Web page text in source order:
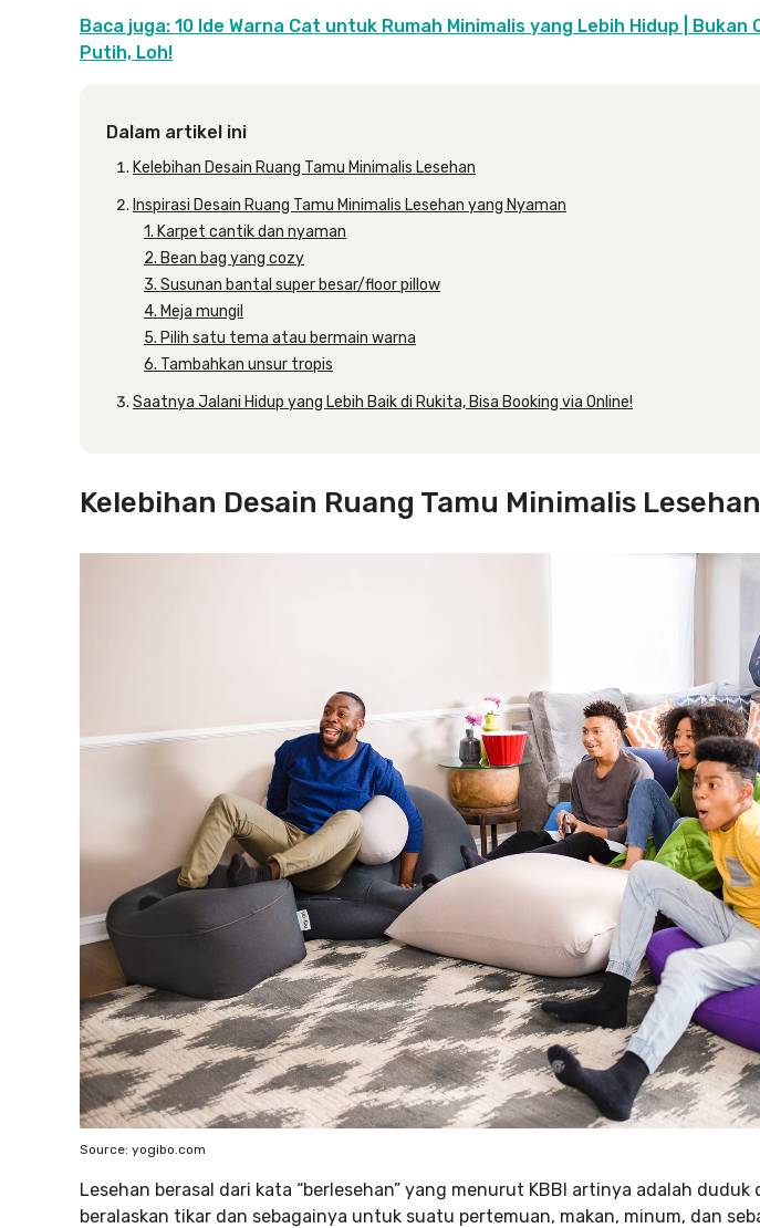
Baca juga: 10 Ide Warna Cat untuk Rumah Minimalis yang Lebih Hidup | Bukan
Putih, Loh!
Dalam artikel ini
Kelebihan Desain Ruang Tamu Minimalis Lesehan
Inspirasi Desain Ruang Tamu Minimalis Lesehan yang Nyaman
1. Karpet cantik dan nyaman
2. Bean bag yang cozy
3. Susunan bantal super besar/floor pillow
4. Meja mungil
5. Pilih satu tema atau bermain warna
6. Tambahkan unsur tropis
Saatnya Jalani Hidup yang Lebih Baik di Rukita, Bisa Booking via Online!
Kelebihan Desain Ruang Tamu Minimalis Lesehan
Source: yogibo.com
Lesehan berasal dari kata “berlesehan” yang menurut KBBI artinya adalah
beralaskan tikar dan sebagainya untuk suatu pertemuan, makan, minum, dan